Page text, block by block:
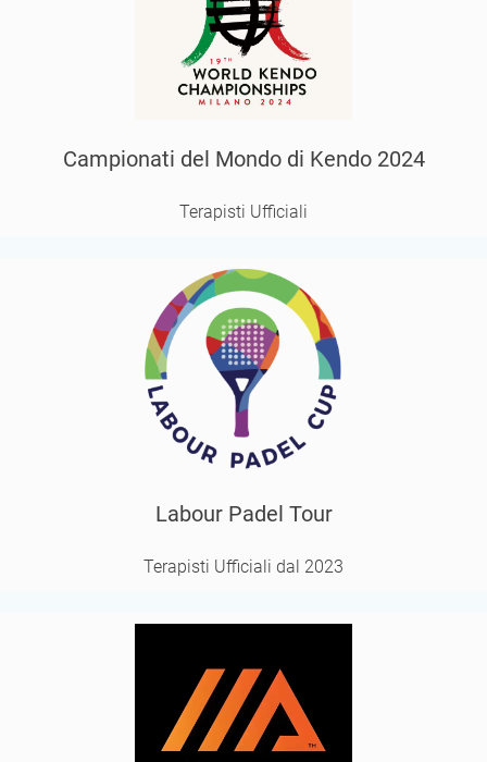
Campionati del Mondo di Kendo 2024
Terapisti Ufficiali
Labour Padel Tour
Terapisti Ufficiali dal 2023